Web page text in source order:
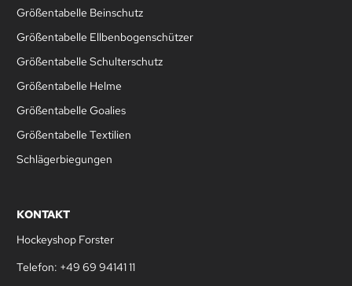
Größentabelle Beinschutz
Größentabelle Ellbenbogenschützer
Größentabelle Schulterschutz
Größentabelle Helme
Größentabelle Goalies
Größentabelle Textilien
Schlägerbiegungen
KONTAKT
Hockeyshop Forster
Telefon: +49 69 94141 11